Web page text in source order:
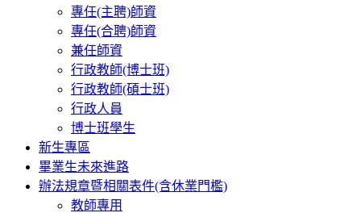
專任(主聘)師資
專任(合聘)師資
兼任師資
行政教師(博士班)
行政教師(碩士班)
行政人員
博士班學生
新生專區
畢業生未來進路
辦法規章暨相關表件(含休業門檻)
教師專用